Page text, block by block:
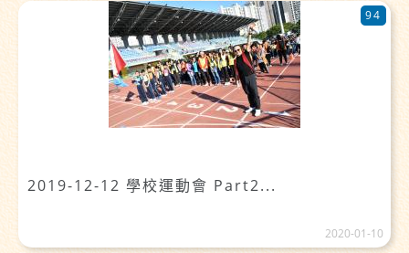
2019-12-12 學校運動會 Part2...
94
2020-01-10